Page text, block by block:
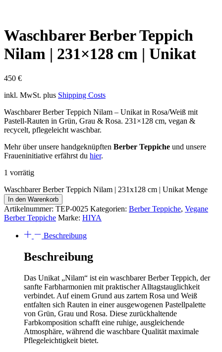
Waschbarer Berber Teppich
Nilam | 231×128 cm | Unikat
450 €
inkl. MwSt. plus Shipping Costs
Waschbarer Berber Teppich Nilam – Unikat in Rosa/Weiß mit
Pastell-Rauten in Grün, Grau & Rosa. 231×128 cm, vegan &
recycelt, pflegeleicht waschbar.
Mehr über unsere handgeknüpften Berber Teppiche und unsere
Fraueninitiative erfährst du hier.
1 vorrätig
Waschbarer Berber Teppich Nilam | 231x128 cm | Unikat Menge
In den Warenkorb
Artikelnummer: TEP-0025 Kategorien: Berber Teppiche, Vegane
Berber Teppiche Marke: HIYA
Beschreibung
Beschreibung
Das Unikat „Nilam“ ist ein waschbarer Berber Teppich, der
sanfte Farbharmonien mit praktischer Alltagstauglichkeit
verbindet. Auf einem Grund aus zartem Rosa und Weiß
entfalten sich Rauten in einer ausgewogenen Pastellpalette
von Grün, Grau und Rosa. Diese zurückhaltende
Farbkomposition schafft eine ruhige, ausgleichende
Atmosphäre, während die waschbare Qualität maximale
Pflegeleichtigkeit bietet.